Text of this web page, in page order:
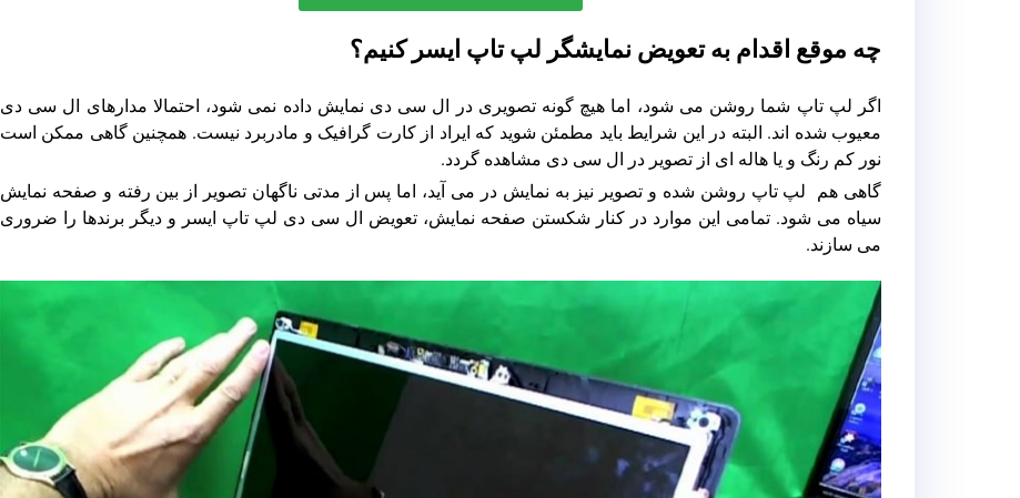
چه موقع اقدام به تعویض نمایشگر لپ تاپ ایسر کنیم؟
اگر لپ تاپ شما روشن می شود، اما هیچ گونه تصویری در ال سی دی نمایش داده نمی شود، احتمالا مدارهای ال سی دی
معیوب شده اند. البته در این شرایط باید مطمئن شوید که ایراد از کارت گرافیک و مادربرد نیست. همچنین گاهی ممکن است
نور کم رنگ و یا هاله ای از تصویر در ال سی دی مشاهده گردد.
گاهی هم لپ تاپ روشن شده و تصویر نیز به نمایش در می آید، اما پس از مدتی ناگهان تصویر از بین رفته و صفحه نمایش
سیاه می شود. تمامی این موارد در کنار شکستن صفحه نمایش، تعویض ال سی دی لپ تاپ ایسر و دیگر برندها را ضروری
می سازند.